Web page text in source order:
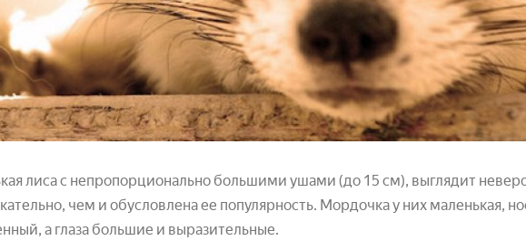
лиса с непропорционально большими ушами (до 15 см), выглядит
чем и обусловлена ее популярность. Мордочка у них маленькая,
а глаза большие и выразительные.